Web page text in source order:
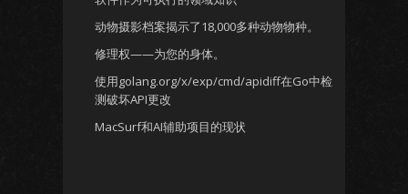
动物摄影档案揭示了18,000多种动物物种。
修理权——为您的身体。
使用golang.org/x/exp/cmd/apidiff在Go中检
测破坏API更改
MacSurf和AI辅助项目的现状